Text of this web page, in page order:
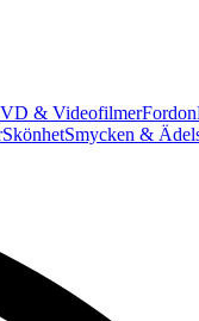
& VideofilmerFordon
SkönhetSmycken &